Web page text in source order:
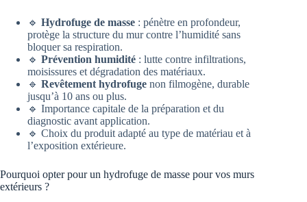
🔹 Hydrofuge de masse : pénètre en profondeur,
protège la structure du mur contre l’humidité sans
bloquer sa respiration.
🔹 Prévention humidité : lutte contre infiltrations,
moisissures et dégradation des matériaux.
🔹 Revêtement hydrofuge non filmogène, durable
jusqu’à 10 ans ou plus.
🔹 Importance capitale de la préparation et du
diagnostic avant application.
🔹 Choix du produit adapté au type de matériau et à
l’exposition extérieure.
Pourquoi opter pour un hydrofuge de masse pour vos murs
extérieurs ?